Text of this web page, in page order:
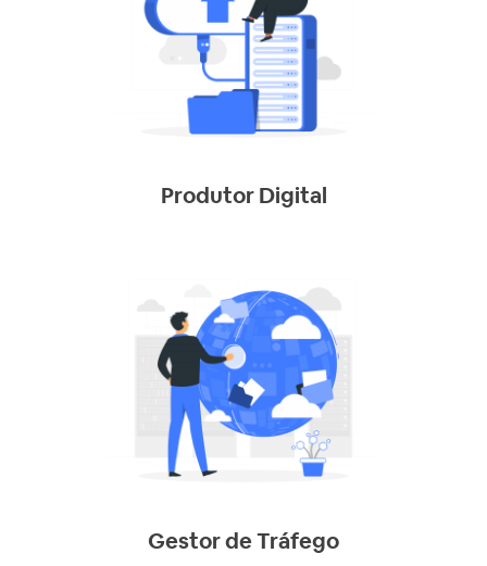
Produtor Digital
Gestor de Tráfego